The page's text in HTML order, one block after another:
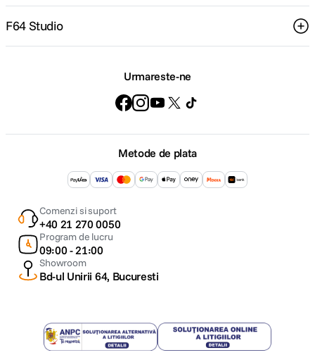
F64 Studio
Urmareste-ne
Metode de plata
Comenzi si suport
+40 21 270 0050
Program de lucru
09:00 - 21:00
Showroom
Bd-ul Unirii 64, Bucuresti